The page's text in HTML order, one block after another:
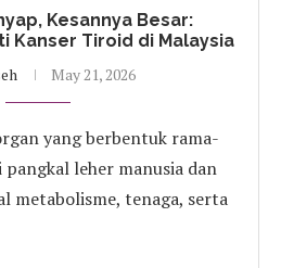
Kesannya Besar:
Kanser Tiroid di Malaysia
May 21, 2026
yang berbentuk rama-
leher manusia dan
metabolisme, tenaga, serta